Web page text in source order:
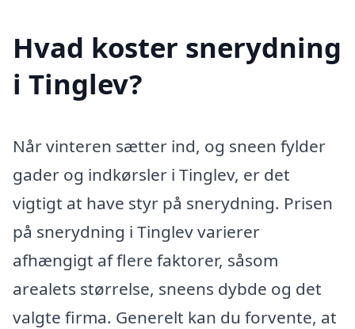
Hvad koster snerydning
i Tinglev?
Når vinteren sætter ind, og sneen fylder
gader og indkørsler i Tinglev, er det
vigtigt at have styr på snerydning. Prisen
på snerydning i Tinglev varierer
afhængigt af flere faktorer, såsom
arealets størrelse, sneens dybde og det
valgte firma. Generelt kan du forvente, at